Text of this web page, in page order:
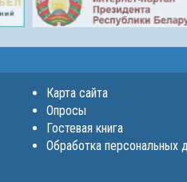
Карта сайта
Опросы
Гостевая книга
Обработка персональных